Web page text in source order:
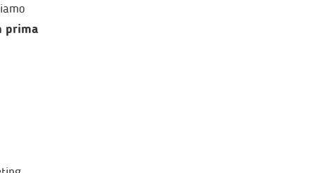
prima